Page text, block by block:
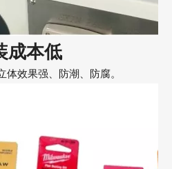
成本低
效果强、防潮、防腐。